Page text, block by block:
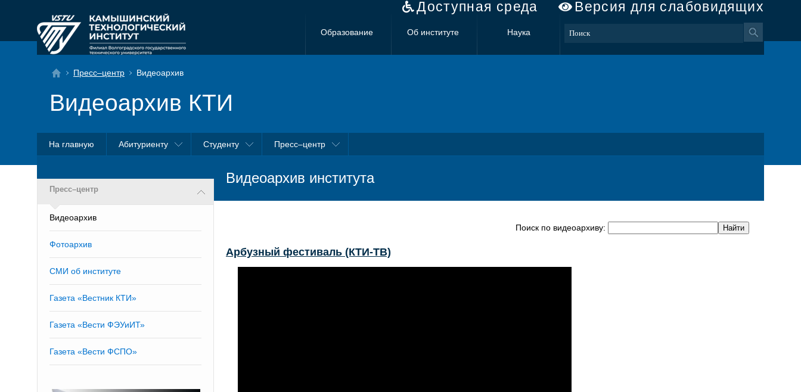
Доступная среда Версия для слабовидящих
Образование Об институте Наука
Пресс–центр Видеоархив
Видеоархив КТИ
На главную Абитуриенту Студенту Пресс–центр
Пресс–центр
Видеоархив
Фотоархив
СМИ об институте
Газета «Вестник КТИ»
Газета «Вести ФЭУиИТ»
Газета «Вести ФСПО»
Видеоархив института
Поиск по видеоархиву:
Арбузный фестиваль (КТИ-ТВ)